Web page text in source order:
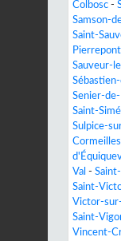
Colbosc -
Samson-
Saint-
Pierrepont
Sauveur-
Senier-
Saint-
Sulpice-
Cormeilles
Val -
Saint-
Victor-
Saint-
Vincent-